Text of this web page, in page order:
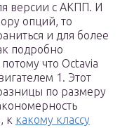
версии с АКПП. И
опций, то
и для более
подробно
что Octavia
1. Этот
по размеру
к какому классу